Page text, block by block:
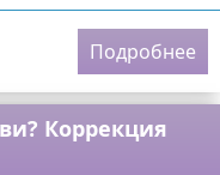
Подробнее
Коррекция